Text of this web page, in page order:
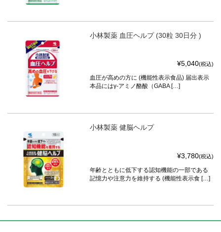
小林製薬 血圧ヘルプ (30粒 30日分 )
¥5,040(税込)
血圧が高めの方に (機能性表示食品) 届出表示
本品にはγ-アミノ酪酸（GABA […]
小林製薬 健脳ヘルプ
¥3,780(税込)
年齢とともに低下する認知機能の一部である
記憶力や注意力を維持する (機能性表示食 […]